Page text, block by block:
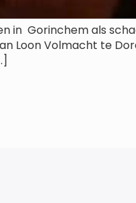
in Gorinchem als
Loon Volmacht te